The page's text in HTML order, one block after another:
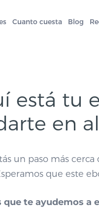
Cuanto cuesta Blog
está tu
en
un paso más
que este
que te ayudemos a